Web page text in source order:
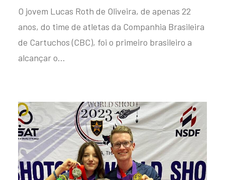
O jovem Lucas Roth de Oliveira, de apenas 22
anos, do time de atletas da Companhia Brasileira
de Cartuchos (CBC), foi o primeiro brasileiro a
alcançar o…